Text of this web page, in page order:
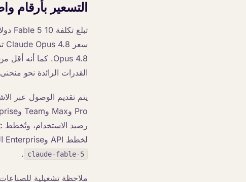
التسعير بأرقام
القدرات الرائدة نحو
لخطط API وEnterprise القائمة على الاستهلاك، فهو متاح بالكامل من اليوم الأول تحت معرف النموذج
claude-fable-5
.